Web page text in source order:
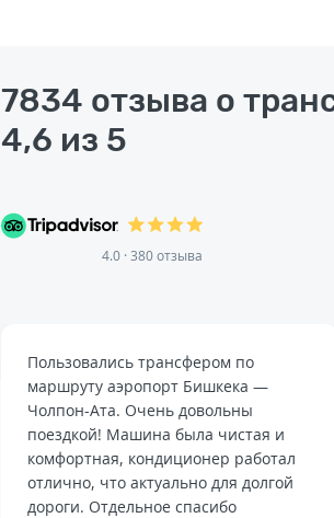
7834 отзыва о
4,6 из 5
4.0 · 380 отзыва
Пользовались трансфером по
маршруту аэропорт Бишкека —
Чолпон-Ата. Очень довольны
поездкой! Машина была чистая и
комфортная, кондиционер работал
отлично, что актуально для долгой
дороги. Отдельное спасибо